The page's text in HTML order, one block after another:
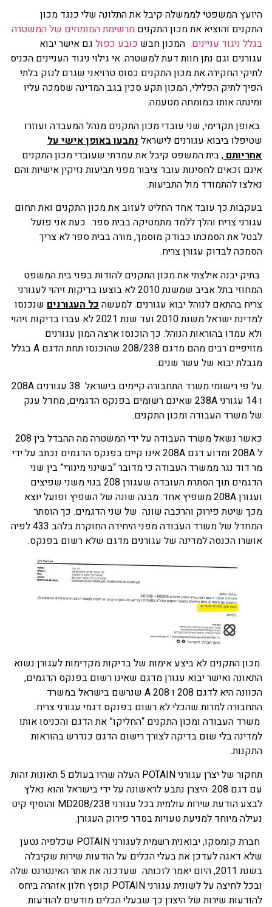
היועץ המשפטי לממשלה קיבל את התלונה שלי כנגד מכון
התקנים והוציא את מכון התקנים מרשימת המומחים של המשטרה
בגלל ניגוד עניינים. המכון חבש כובע כפול גם אישר יבוא
עגורנים וגם נתן חוות דעת למשטרה. אי גילוי ניגוד העניינים הכניס
לתיקי החקירה את מכון התקנים כסוס טרויאני שגרם לנזק בלתי
הפיך לתיק הפלילי, המכון תקע סכין בגב המדינה שסמכה עליו
ומינתה אותו כמומחה מטעמה.
באופן תקדימי, שני עובדי מכון התקנים מנהל המעבדה ועוזרו
שטיפלו ביבוא עגורנים לישראל נתבעו באופן אישי על
אחריותם , בית המשפט קיבל את עמדתי שעובדי מכון התקנים
אינם זכאים לחסינות עובד ציבור מפני תביעות נזיקין אישיות והם
נאלצו להתמודד מול התביעות.
בעקבות כך עובד אחד החליט לעזוב את מכון התקנים ואת תחום
עגורני צריח והלך ללמד מתמטיקה בבית ספר. כעת אני פועל
לבטל את הסמכתו כבודק מוסמך, מורה בבית ספר לא צריך
הסמכה לבדוק עגורן צריח.
בתיק יבנה אילצתי את מכון התקנים להודות בפני בית המשפט
המחוזי בתל אביב שמשנת 2010 לא בוצעו בדיקות זיהוי לעגורני
צריח בהתאם לנוהל יבוא עגורנים. למעשה כל העגורנים שנכנסו
למדינת ישראל משנת 2010 ועד שנת 2021 לא עברו בדיקות זיהוי
ולא עמדו בהוראות הנוהל. כך הוכנסו ארצה המון עגורנים
מזויפיים רבים מהם מדגם 208/238 שהוכנסו תחת הדגם A בגלל
מגבלת יבוא של עשר שנים.
על פי רישומי משרד התחבורה קיימים בישראל 38 עגורנים 208A
ו 14 עגורני 238A שאינם רשומים בפנקס הדגמים, מחדל ענק
של משרד העבודה ומכון התקנים.
כאשר נשאל משרד העבודה על ידי המשטרה מה ההבדל בין 208
ל 208A ומדוע דגם 208A אינו קיים בפנקס הדגמים נכתב על ידי
מר דוד נגר ממשרד העבודה כי מדובר “בשינוי מינורי” בין שני
הדגמים תוך הסתרת העובדה שעגורן 208 בנוי משני שפיצים
ועגורן 208A משפיץ אחד. מבנה שונה של השפיץ ופועל יוצא
מכך שיטת פירוק והרכבה שונה של שני הדגמים. כך הוסתר
המחדל של משרד העבודה מפני היחידה החוקרת בלהב 433 לפיה
אושרו הכנסה למדינה של עגורנים מדגם שלא רשום בפנקס.
מכון התקנים לא ביצע אימות של בדיקות מקדימות לעגורן נשוא
התאונה ואישר יבוא עגורן מדגם שאינו רשום בפנקס הדגמים,
הכוונה היא לדגם 208 ו 208 A שנרשם בישראל במשרד
התחבורה למרות שהכלי לא רשום בפנקס דגמי עגורני צריח.
משרד העבודה ומכון התקנים “החליקו” את הדגם והכניסו אותו
למדינה בלי שום בדיקה לצורך רישום הדגם כנדרש בהוראות
התקנות.
תחקור של יצרן עגורני POTAIN העלה שהיו בעולם 5 תאונות זהות
עם דגם 208. היצרן נתבע לראשונה על ידי בישראל והוא נאלץ
לבצע הודעת שירות עולמית בכל עגורני MD208/238 והוסיף קיט
נעילה מיוחד למניעת טעויות בסדר פירוק העגורן.
חברת קומסקו, יבואנית רשמית לעגורני POTAIN שכלפיה נטען
שלא דאגה לעדכן את בעלי הכלים על הודעות שירות שקיבלה
בשנת 2011, היום יאמר לזכותה שעדכנה את אתר האינטרנט שלה
ובכל לחיצה על לשונית עגורני POTAIN קופץ חלון אזהרה ביחס
להודעות שירות של היצרן כך שבעלי הכלים מודעים להודעות